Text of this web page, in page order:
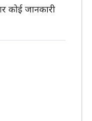
कोई जानकारी